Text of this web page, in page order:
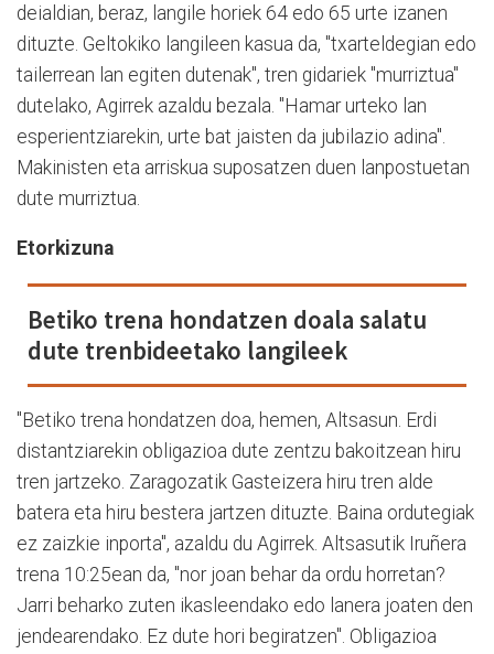
deialdian, beraz, langile horiek 64 edo 65 urte izanen
dituzte. Geltokiko langileen kasua da, "txarteldegian edo
tailerrean lan egiten dutenak", tren gidariek "murriztua"
dutelako, Agirrek azaldu bezala. "Hamar urteko lan
esperientziarekin, urte bat jaisten da jubilazio adina".
Makinisten eta arriskua suposatzen duen lanpostuetan
dute murriztua.
Etorkizuna
Betiko trena hondatzen doala salatu
dute trenbideetako langileek
"Betiko trena hondatzen doa, hemen, Altsasun. Erdi
distantziarekin obligazioa dute zentzu bakoitzean hiru
tren jartzeko. Zaragozatik Gasteizera hiru tren alde
batera eta hiru bestera jartzen dituzte. Baina ordutegiak
ez zaizkie inporta", azaldu du Agirrek. Altsasutik Iruñera
trena 10:25ean da, "nor joan behar da ordu horretan?
Jarri beharko zuten ikasleendako edo lanera joaten den
jendearendako. Ez dute hori begiratzen". Obligazioa